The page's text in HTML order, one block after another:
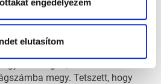
elutasítom
hogy ha meg tudunk
vissza. A klubnál minden adott
jól érezze magát egy játékos,
megy. Tetszett, hogy